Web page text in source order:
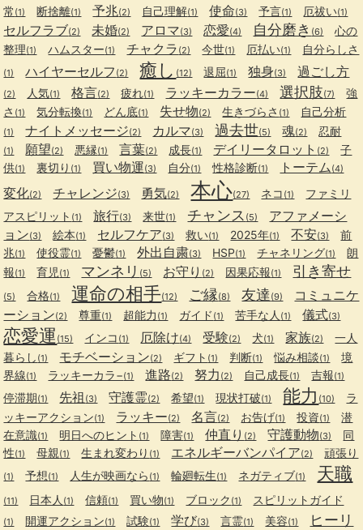
常 (1) 断捨離(1) 予兆(2) 自己理解(1) 使命(3) 予言(1) 厄祓い(1)
セルフラブ(2) 未婚(2) アロマ(3) 恋愛(4) 自分磨き (6)
心の
整理(1) ハムスター(1) チャクラ (2) 今世(1) 厄払い(1) 自分らしさ
(1) ハイヤーセルフ (2) 癒し (12) 退屈(1) 独身(3) 過ごし方
(2) 人気(1) 格言(2) 疲れ(1) ラッキーカラー(4) 選択肢(7)
強
さ (1) 気分転換(1) どん底(1) 失せ物(2) 生きづらさ (1) 自己分析
(1) ナイトメッセージ(2) カルマ(3) 過去世(5) 魂(2) 忍耐
(1) 願望(2) 悪縁(1) 言葉(2) 成長(1) デイリータロット (2)
子
供(1) 裏切り (1) 買い物運(3) 自分(1) 性格診断(1) トーテム (4)
変化(2) チャレンジ(3) 勇気(2) 本心(27) ネコ (1)
ファミリ
アスピリット (1) 旅行(3) 来世(1) チャンス (5)
アファメーシ
ョン(3) 絵本(1) セルフケア(3) 救い(1) 2025年(1) 不安(3)
前
兆(1) 使役霊(1) 憂鬱(1) 外出自粛(3) HSP(1) チャネリング(1)
朗
報(1) 育児 (1) マンネリ (5) お守り (2) 因果応報(1) 引き寄せ
(5) 合格(1) 運命の相手(12) ご縁(8) 友達 (9)
コミュニケ
ーション(2) 尊重(1) 超能力 (1) ガイド (1) 苦手な人 (1) 儀式(3)
恋愛運 (15) インコ (1) 厄除け(4) 受験(2) 犬(1) 家族(2)
一人
暮らし (1) モチベーション(2) ギフト (1) 判断(1) 悩み相談(1)
境
界線(1) ラッキーカラ−(1) 進路(2) 努力 (2) 自己成長(1) 吉報(1)
停滞期(1) 先祖 (3) 守護霊(2) 希望(1) 現状打破(1) 能力 (10)
ラ
ッキーアクション(1) ラッキー(2) 名言(2) お告げ(1) 投資(1)
潜
在意識(1) 明日へのヒント (1) 障害(1) 仲直り (2) 守護動物(3)
同
性(1) 母親(1) 生まれ変わり (1) エネルギーバンパイア(2) 頑張り
(1) 予想(1) 人生が映画なら (1) 輪廻転生(1) ネガティブ(1) 天職
(11) 日本人 (1) 信頼(1) 買い物(1) ブロック (1) スピリットガイド
(1) 開運アクション(1) 試験(1) 学び(3) 言霊(1) 美容(1)
ヒーリ